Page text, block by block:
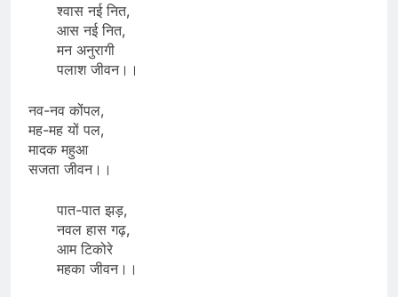
श्वास नई नित,
आस नई नित,
मन अनुरागी
पलाश जीवन।।
नव-नव कोंपल,
मह-मह यों पल,
मादक महुआ
सजता जीवन।।
पात-पात झड़,
नवल हास गढ़,
आम टिकोरे
महका जीवन।।